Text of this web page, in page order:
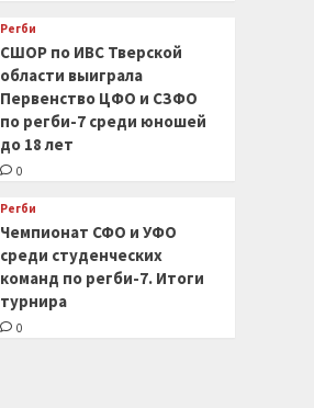
Регби
СШОР по ИВС Тверской
области выиграла
Первенство ЦФО и СЗФО
по регби-7 среди юношей
до 18 лет
0
Регби
Чемпионат СФО и УФО
среди студенческих
команд по регби-7. Итоги
турнира
0